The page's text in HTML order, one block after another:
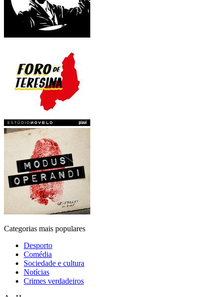
Categorias mais populares
Desporto
Comédia
Sociedade e cultura
Notícias
Crimes verdadeiros